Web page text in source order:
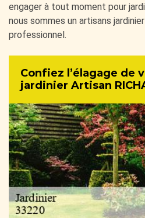
engager à tout moment pour
nous sommes un artisans
professionnel.
Confiez l’élagage de
jardinier Artisan